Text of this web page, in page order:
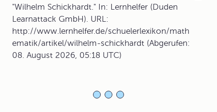
"Wilhelm Schickhardt." In: Lernhelfer (Duden
Learnattack GmbH). URL:
http://www.lernhelfer.de/schuelerlexikon/math
ematik/artikel/wilhelm-schickhardt (Abgerufen:
08. August 2026, 05:18 UTC)